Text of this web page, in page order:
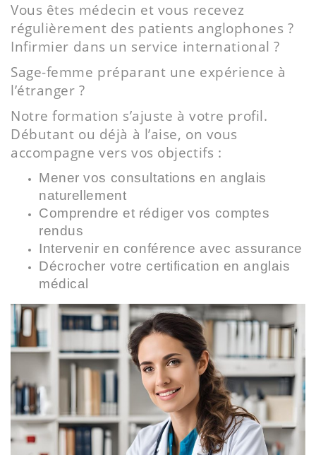
Vous êtes médecin et vous recevez
régulièrement des patients anglophones ?
Infirmier dans un service international ?
Sage-femme préparant une expérience à
l’étranger ?
Notre formation s’ajuste à votre profil.
Débutant ou déjà à l’aise, on vous
accompagne vers vos objectifs :
Mener vos consultations en anglais
naturellement
Comprendre et rédiger vos comptes
rendus
Intervenir en conférence avec assurance
Décrocher votre certification en anglais
médical